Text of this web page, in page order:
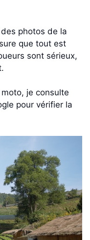
photos de la
que tout est
sont sérieux,
je consulte
pour vérifier la